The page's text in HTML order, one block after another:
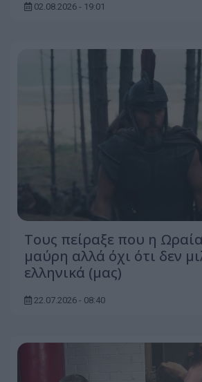
02.08.2026 - 19:01
Τους πείραξε που η
μαύρη αλλά όχι ότι δεν
ελληνικά (μας)
22.07.2026 - 08:40